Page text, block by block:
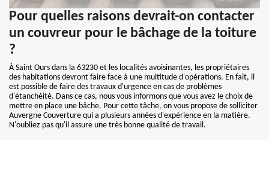
Pour quelles raisons devrait-on contacter
un couvreur pour le bâchage de la toiture
?
À Saint Ours dans la 63230 et les localités avoisinantes, les propriétaires
des habitations devront faire face à une multitude d'opérations. En fait, il
est possible de faire des travaux d'urgence en cas de problèmes
d'étanchéité. Dans ce cas, nous vous informons que vous avez le choix de
mettre en place une bâche. Pour cette tâche, on vous propose de solliciter
Auvergne Couverture qui a plusieurs années d'expérience en la matière.
N'oubliez pas qu'il assure une très bonne qualité de travail.